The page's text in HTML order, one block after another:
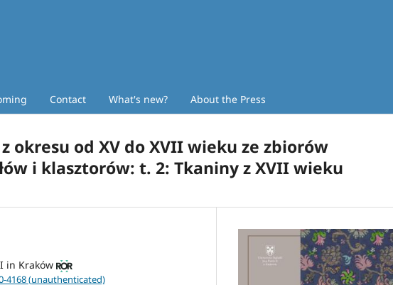
Contact What's new? About the Press
okresu od XV do XVII wieku ze zbiorów
i klasztorów: t. 2: Tkaniny z XVII wieku
in Kraków
4168 (unauthenticated)